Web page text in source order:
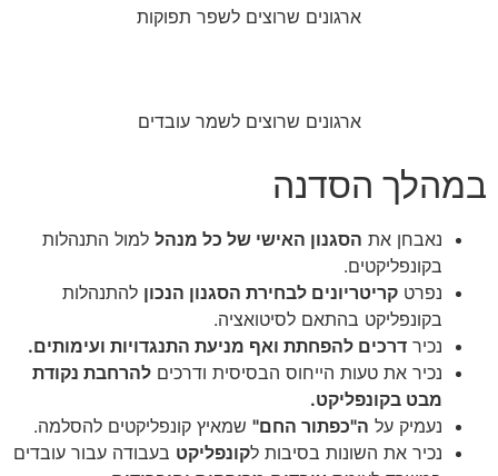
ארגונים שרוצים לשפר תפוקות
ארגונים שרוצים לשמר עובדים
במהלך הסדנה
נאבחן את הסגנון האישי של כל מנהל למול התנהלות
בקונפליקטים.
נפרט קריטריונים לבחירת הסגנון הנכון להתנהלות
בקונפליקט בהתאם לסיטואציה.
נכיר דרכים להפחתת ואף מניעת התנגדויות ועימותים.
נכיר את טעות הייחוס הבסיסית ודרכים להרחבת נקודת
מבט בקונפליקט.
נעמיק על ה"כפתור החם" שמאיץ קונפליקטים להסלמה.
נכיר את השונות בסיבות לקונפליקט בעבודה עבור עובדים